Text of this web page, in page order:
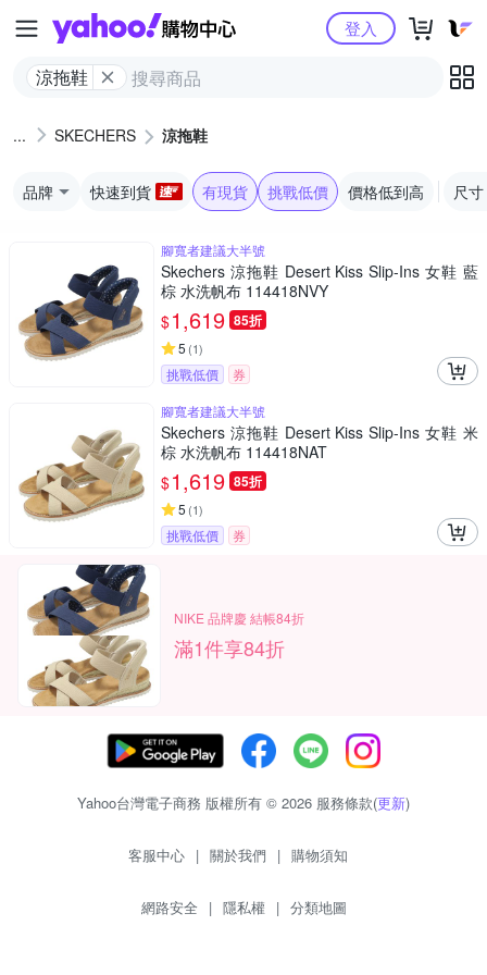
Yahoo購物中心
涼拖鞋
登入
SKECHERS 涼拖鞋
品牌 快速到貨 有現貨 挑戰低價 價格低到高 尺寸
腳寬者建議大半號
Skechers 涼拖鞋 Desert Kiss Slip-Ins 女鞋 藍
棕 水洗帆布 114418NVY
$1,619 85折
5 (1)
挑戰低價
券
腳寬者建議大半號
Skechers 涼拖鞋 Desert Kiss Slip-Ins 女鞋 米
棕 水洗帆布 114418NAT
$1,619 85折
5 (1)
挑戰低價 券
NIKE 品牌慶 結帳84折
滿1件享84折
Yahoo台灣電子商務 版權所有 © 2026 服務條款(更新)
客服中心 | 關於我們 | 購物須知
網路安全 | 隱私權 | 分類地圖